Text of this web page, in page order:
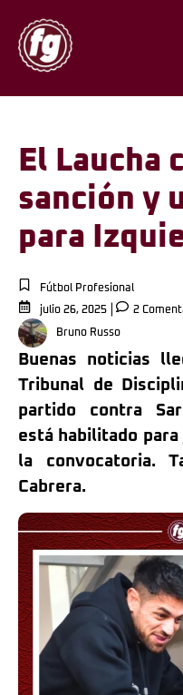
El Laucha
sanción y
para
Fútbol Profesional
julio 26, 2025
2
Bruno Russo
Buenas noticias
Tribunal de
partido contra
está habilitado
la convocatoria.
Cabrera.